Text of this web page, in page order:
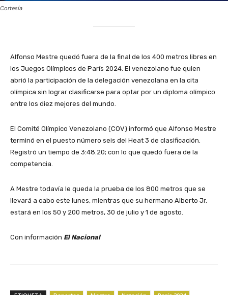
Cortesía
Alfonso Mestre quedó fuera de la final de los 400 metros libres en
los Juegos Olímpicos de París 2024. El venezolano fue quien
abrió la participación de la delegación venezolana en la cita
olímpica sin lograr clasificarse para optar por un diploma olímpico
entre los diez mejores del mundo.
El Comité Olímpico Venezolano (COV) informó que Alfonso Mestre
terminó en el puesto número seis del Heat 3 de clasificación.
Registró un tiempo de 3:48.20; con lo que quedó fuera de la
competencia.
A Mestre todavía le queda la prueba de los 800 metros que se
llevará a cabo este lunes, mientras que su hermano Alberto Jr.
estará en los 50 y 200 metros, 30 de julio y 1 de agosto.
Con información El Nacional